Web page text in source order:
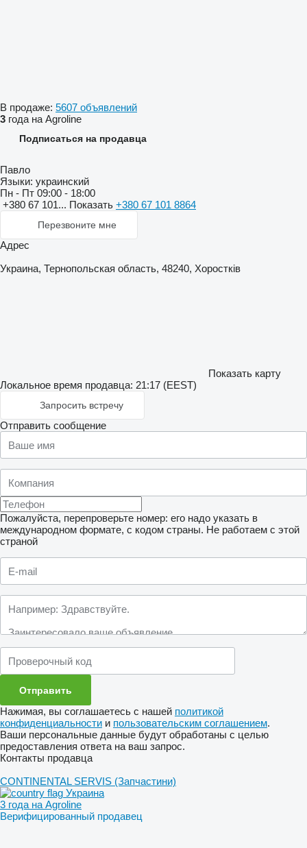
В продаже: 5607 объявлений
3 года на Agroline
Подписаться на продавца
Павло
Языки: украинский
Пн - Пт 09:00 - 18:00
+380 67 101... Показать +380 67 101 8864
Перезвоните мне
Адрес
Украина, Тернопольская область, 48240, Хоростків
Показать карту
Локальное время продавца: 21:17 (EEST)
Запросить встречу
Отправить сообщение
Пожалуйста, перепроверьте номер: его надо указать в
международном формате, с кодом страны. Не работаем с этой
страной
Нажимая, вы соглашаетесь с нашей политикой
конфиденциальности и пользовательским соглашением.
Ваши персональные данные будут обработаны с целью
предоставления ответа на ваш запрос.
Контакты продавца
CONTINENTAL SERVIS (Запчастини)
Украина
3 года на Agroline
Верифицированный продавец